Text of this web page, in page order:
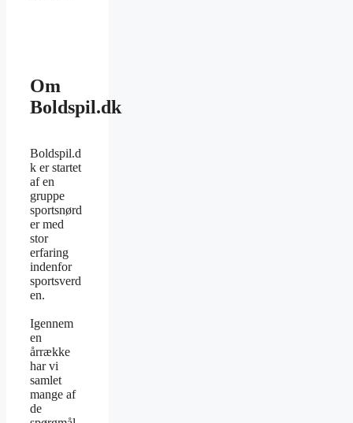
Om
Boldspil.dk
Boldspil.d
k er startet
af en
gruppe
sportsnørd
er med
stor
erfaring
indenfor
sportsverd
en.
Igennem
en
årrække
har vi
samlet
mange af
de